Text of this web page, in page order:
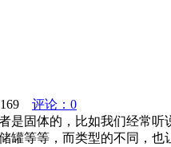
169
评论：0
固体的，比如我们经常听
等等，而类型的不同，也